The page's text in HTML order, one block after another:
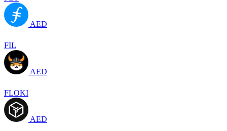
AED
FIL
AED
FLOKI
AED